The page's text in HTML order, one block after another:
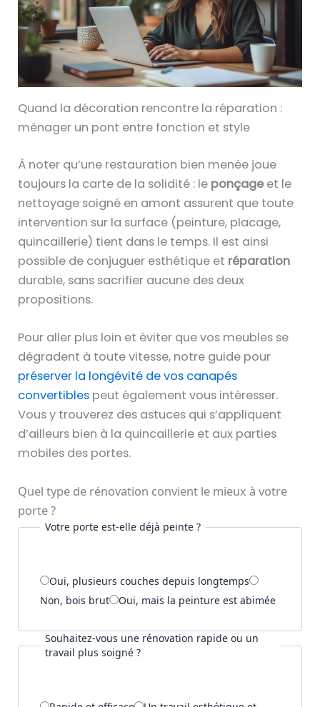
r
e
l
a
c
g
e
a
d
h
é
s
i
,
M
o
u
l
u
r
s
d
é
t
i
Quand la décoration rencontre la réparation :
ménager un pont entre fonction et style
À noter qu’une restauration bien menée joue
toujours la carte de la solidité : le ponçage et le
nettoyage soigné en amont assurent que toute
intervention sur la surface (peinture, placage,
quincaillerie) tient dans le temps. Il est ainsi
possible de conjuguer esthétique et réparation
durable, sans sacrifier aucune des deux
propositions.
Pour aller plus loin et éviter que vos meubles se
dégradent à toute vitesse, notre guide pour
préserver la longévité de vos canapés
convertibles peut également vous intéresser.
Vous y trouverez des astuces qui s’appliquent
d’ailleurs bien à la quincaillerie et aux parties
mobiles des portes.
Quel type de rénovation convient le mieux à votre
porte ?
Votre porte est-elle déjà peinte ?
Oui, plusieurs couches depuis longtemps
Non, bois brut
Oui, mais la peinture est abimée
Souhaitez-vous une rénovation rapide ou un
travail plus soigné ?